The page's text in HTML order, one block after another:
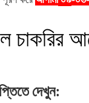
চাকরির
দেখুন: